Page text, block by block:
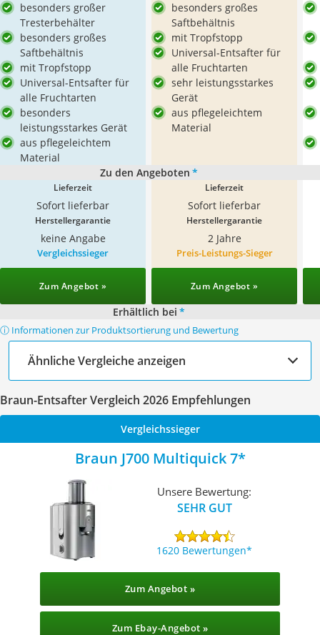
besonders großer
Tresterbehälter
besonders großes
Saftbehältnis
mit Tropfstopp
Universal-Entsafter für
alle Fruchtarten
besonders
leistungsstarkes Gerät
aus pflegeleichtem
Material
besonders großes
Saftbehältnis
mit Tropfstopp
Universal-Entsafter für
alle Fruchtarten
sehr leistungsstarkes
Gerät
aus pflegeleichtem
Material
Zu den Angeboten *
Lieferzeit
Sofort lieferbar
Lieferzeit
Sofort lieferbar
Herstellergarantie
keine Angabe
Herstellergarantie
2 Jahre
Vergleichssieger
Zum Angebot »
Preis-Leistungs-Sieger
Zum Angebot »
Erhältlich bei *
ⓘ Informationen zur Produktsortierung und Bewertung
Ähnliche Vergleiche anzeigen
Braun-Entsafter Vergleich 2026 Empfehlungen
Vergleichssieger
Braun J700 Multiquick 7
Unsere Bewertung:
SEHR GUT
1620 Bewertungen
Zum Angebot »
Zum Ebay-Angebot »